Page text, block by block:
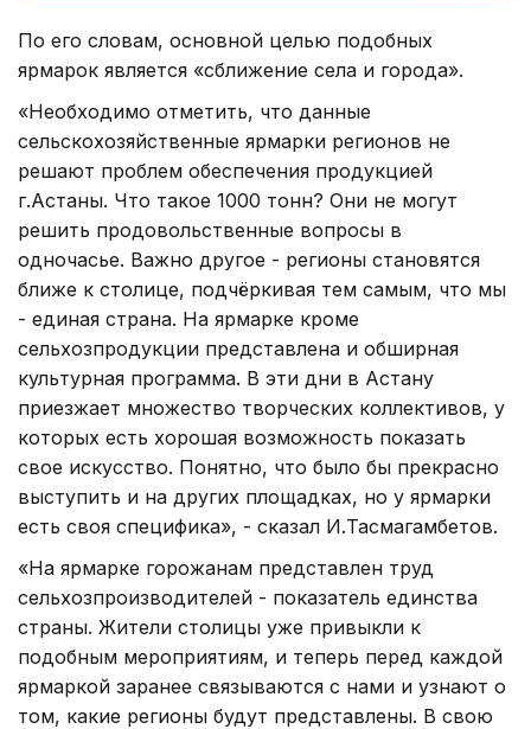
По его словам, основной целью подобных
ярмарок является «сближение села и города».
«Необходимо отметить, что данные
сельскохозяйственные ярмарки регионов не
решают проблем обеспечения продукцией
г.Астаны. Что такое 1000 тонн? Они не могут
решить продовольственные вопросы в
одночасье. Важно другое - регионы становятся
ближе к столице, подчёркивая тем самым, что мы
- единая страна. На ярмарке кроме
сельхозпродукции представлена и обширная
культурная программа. В эти дни в Астану
приезжает множество творческих коллективов, у
которых есть хорошая возможность показать
свое искусство. Понятно, что было бы прекрасно
выступить и на других площадках, но у ярмарки
есть своя специфика», - сказал И.Тасмагамбетов.
«На ярмарке горожанам представлен труд
сельхозпроизводителей - показатель единства
страны. Жители столицы уже привыкли к
подобным мероприятиям, и теперь перед каждой
ярмаркой заранее связываются с нами и узнают о
том, какие регионы будут представлены. В свою